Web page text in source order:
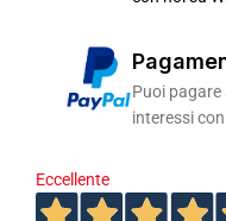
Puoi pagare
interessi con
Eccellente